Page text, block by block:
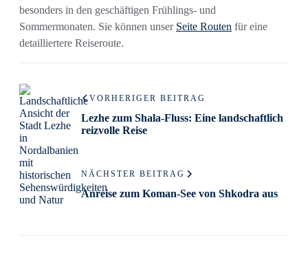
besonders in den geschäftigen Frühlings- und
Sommermonaten. Sie können unser Seite Routen für eine
detailliertere Reiseroute.
VORHERIGER BEITRAG
Lezhe zum Shala-Fluss: Eine landschaftlich
reizvolle Reise
NÄCHSTER BEITRAG
Anreise zum Koman-See von Shkodra aus